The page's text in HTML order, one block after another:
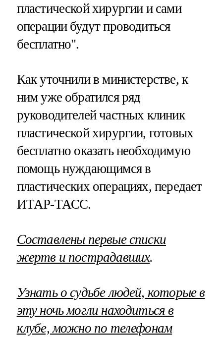
пластической хирургии и сами
операции будут проводиться
бесплатно".
Как уточнили в министерстве, к
ним уже обратился ряд
руководителей частных клиник
пластической хирургии, готовых
бесплатно оказать необходимую
помощь нуждающимся в
пластических операциях, передает
ИТАР-ТАСС.
Составлены первые списки
жертв и пострадавших.
Узнать о судьбе людей, которые в
эту ночь могли находиться в
клубе, можно по телефонам